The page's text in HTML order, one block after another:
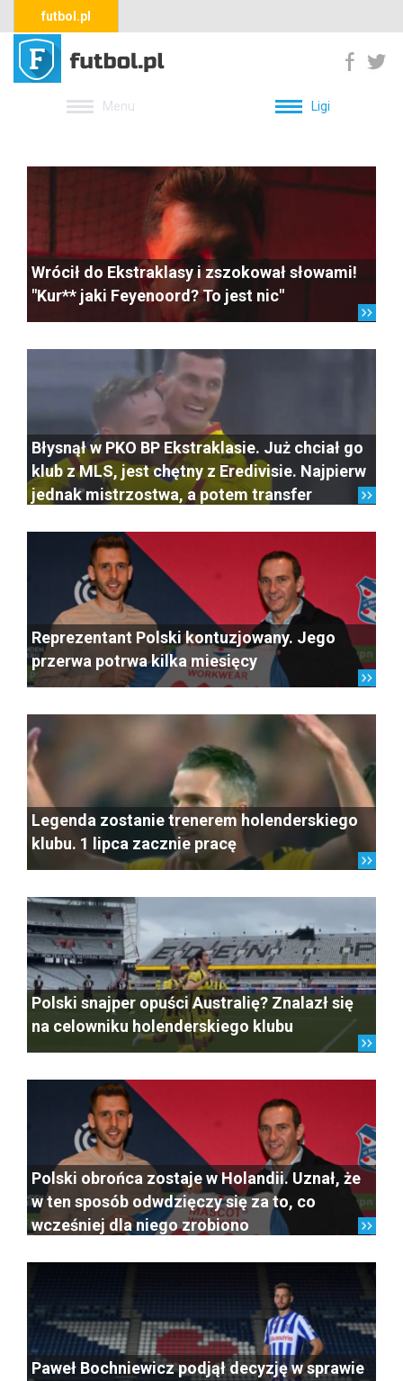
futbol.pl
Menu Ligi
Wrócił do Ekstraklasy i zszokował słowami!
"Kur** jaki Feyenoord? To jest nic"
Błysnął w PKO BP Ekstraklasie. Już chciał go
klub z MLS, jest chętny z Eredivisie. Najpierw
jednak mistrzostwa, a potem transfer
Reprezentant Polski kontuzjowany. Jego
przerwa potrwa kilka miesięcy
Legenda zostanie trenerem holenderskiego
klubu. 1 lipca zacznie pracę
Polski snajper opuści Australię? Znalazł się
na celowniku holenderskiego klubu
Polski obrońca zostaje w Holandii. Uznał, że
w ten sposób odwdzięczy się za to, co
wcześniej dla niego zrobiono
Paweł Bochniewicz podjął decyzję w sprawie